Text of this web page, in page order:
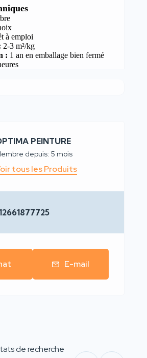
à emploi
2-3 m²/kg
: 1 an en emballage bien fermé
PEINTURE
depuis: 5 mois
tous les Produits
E-mail
de recherche